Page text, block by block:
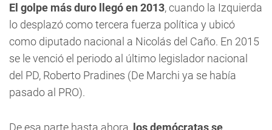
El golpe más duro llegó en 2013, cuando la Izquierda
lo desplazó como tercera fuerza política y ubicó
como diputado nacional a Nicolás del Caño. En 2015
se le venció el periodo al último legislador nacional
del PD, Roberto Pradines (De Marchi ya se había
pasado al PRO).
De esa parte hasta ahora, los demócratas se